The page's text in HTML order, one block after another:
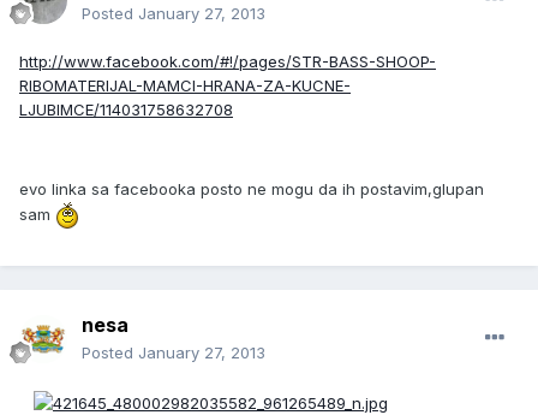
Posted January 27, 2013
http://www.facebook.com/#!/pages/STR-BASS-SHOOP-
RIBOMATERIJAL-MAMCI-HRANA-ZA-KUCNE-
LJUBIMCE/114031758632708
evo linka sa facebooka posto ne mogu da ih postavim,glupan
sam
nesa
Posted January 27, 2013